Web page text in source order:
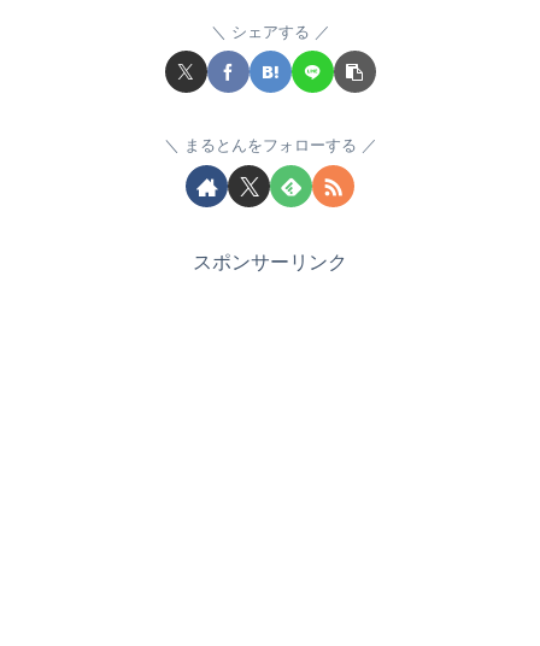
シェアする
まるとんをフォローする
スポンサーリンク